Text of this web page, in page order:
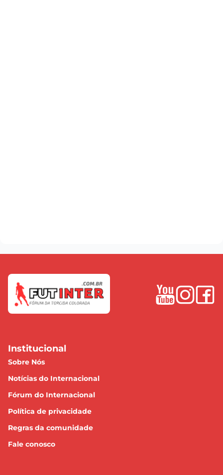
Institucional
Sobre Nós
Notícias do Internacional
Fórum do Internacional
Política de privacidade
Regras da comunidade
Fale conosco